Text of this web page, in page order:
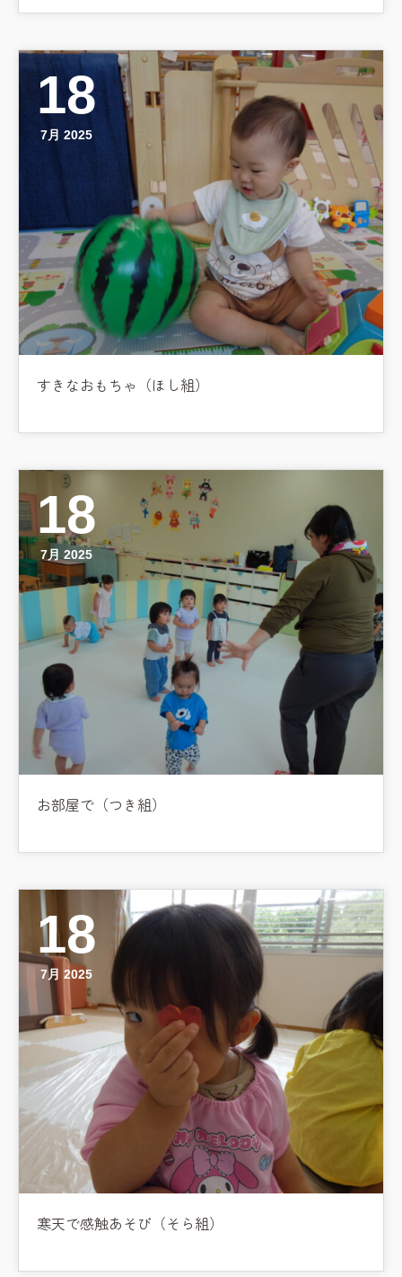
18
7月 2025
すきなおもちゃ（ほし組）
18
7月 2025
お部屋で（つき組）
18
7月 2025
寒天で感触あそび（そら組）